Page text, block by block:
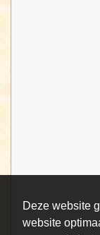
Deze website
website